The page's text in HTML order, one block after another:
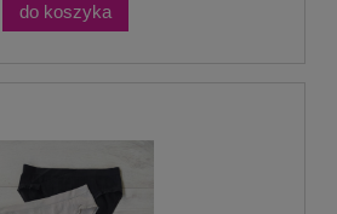
do koszyka